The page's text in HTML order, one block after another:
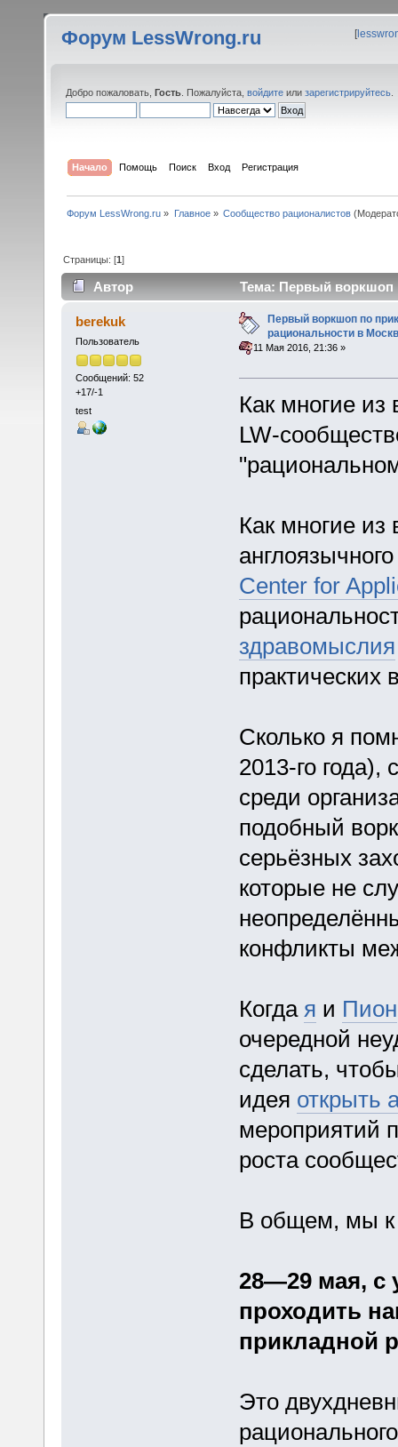
Форум LessWrong.ru [
Добро пожаловать, Гость . Пожалуйста, войдите или зарегистрируйтесь
Начало Помощь Поиск Вход Регистрация
Форум LessWrong.ru » Главное» Сообщество рационалистов
Страницы: [1]
Автор
Тема: Первый воркшоп
(Прочитано 25732 раз)
berekuk
Пользователь
Сообщений: 52
+17/-1
test
Первый воркшоп по
рациональности в
«:11 Мая 2016, 21:36 »
Как многие из
LW-
Как многие
Center for
здравомыслия
практических
Сколько я
2013-го года),
среди
подобный
серьёзных
которые не
конфликты
Когда я и Пион
очередной
сделать,
идея открыть
мероприятий
роста
В общем, мы к
28—29 мая, с
проходить
прикладной
Это